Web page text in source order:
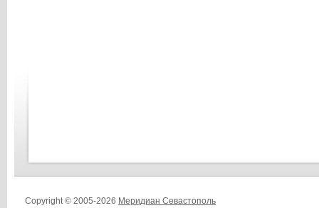
Copyright © 2005-2026 Меридиан Севастополь